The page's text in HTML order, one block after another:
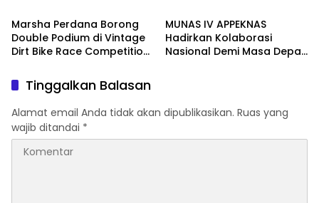
Marsha Perdana Borong
Double Podium di Vintage
Dirt Bike Race Competition
MUNAS IV APPEKNAS
Hadirkan Kolaborasi
Nasional Demi Masa Depan
Tinggalkan Balasan
Alamat email Anda tidak akan dipublikasikan. Ruas yang
wajib ditandai *